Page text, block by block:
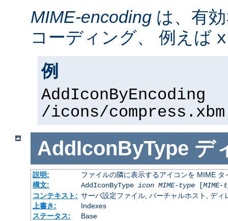
MIME-encoding は、有
コーディング、 例えば
例
AddIconByEncoding
/icons/
AddIconByType デ
説明:
ファイルの隣に表示するアイコンを MIME タ
構文:
AddIconByType icon MIME-type[MIME-
コンテキスト: サーバ設定ファイル, バーチャルホスト, ディ
上書き:
Indexes
ステータス:
Base